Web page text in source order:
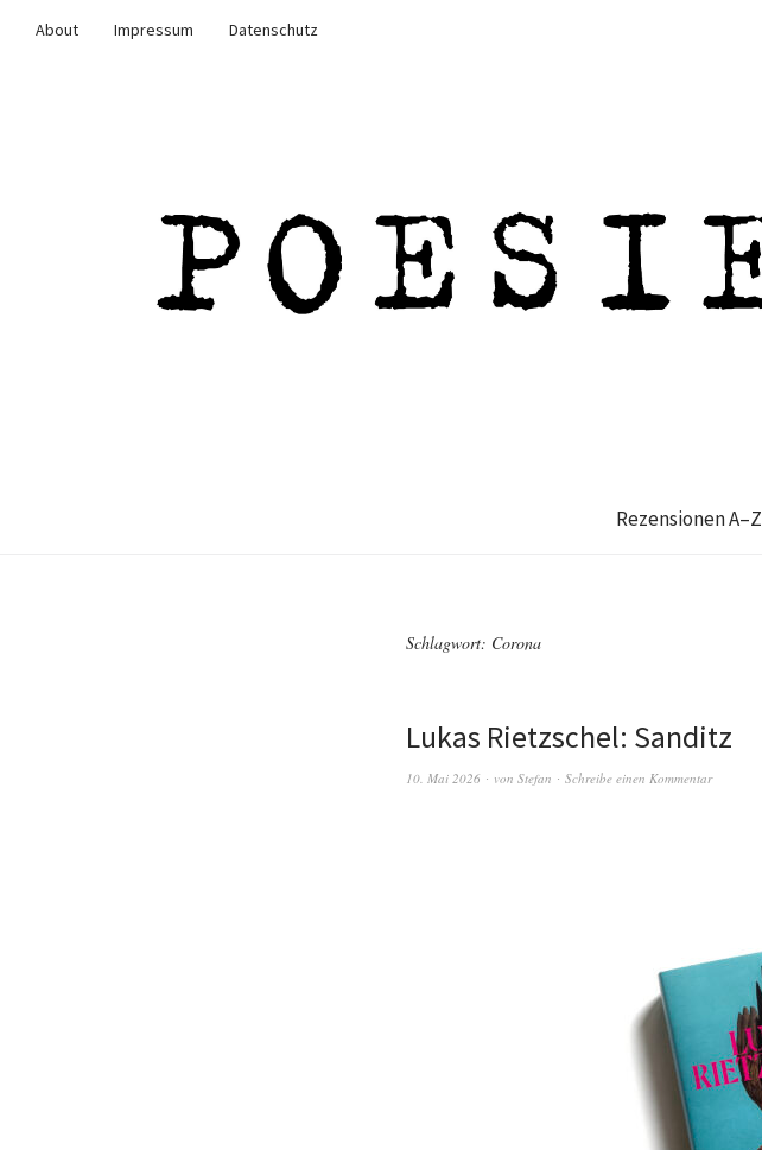
About Impressum
Datenschutz
Rezensionen A–Z
Schlagwort: Corona
Lukas Rietzschel: Sanditz
10. Mai 2026 von Stefan Schreibe einen Kommentar